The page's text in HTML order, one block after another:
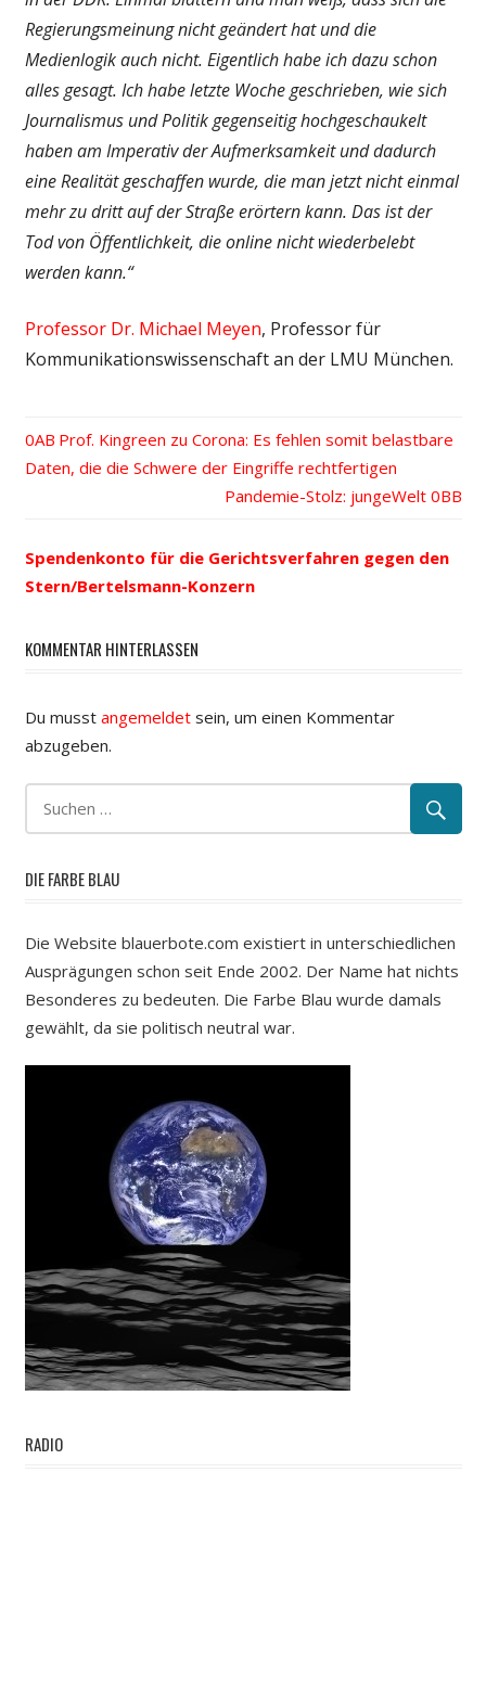
Regierungsmeinung nicht geändert hat und die
Medienlogik auch nicht. Eigentlich habe ich dazu schon
alles gesagt. Ich habe letzte Woche geschrieben, wie sich
Journalismus und Politik gegenseitig hochgeschaukelt
haben am Imperativ der Aufmerksamkeit und dadurch
eine Realität geschaffen wurde, die man jetzt nicht einmal
mehr zu dritt auf der Straße erörtern kann. Das ist der
Tod von Öffentlichkeit, die online nicht wiederbelebt
werden kann.“
Professor Dr. Michael Meyen, Professor für
Kommunikationswissenschaft an der LMU München.
Beitrags-
Vorheriger
Beitrag:
Prof. Kingreen zu Corona: Es fehlen somit belastbare
Daten, die die Schwere der Eingriffe rechtfertigen
Nächster
Pandemie-Stolz: jungeWelt
Spendenkonto für die Gerichtsverfahren gegen den
Stern/Bertelsmann-Konzern
KOMMENTAR HINTERLASSEN
Du musst angemeldetsein, um einen Kommentar
abzugeben.
DIE FARBE BLAU
Die Website blauerbote.com existiert in unterschiedlichen
Ausprägungen schon seit Ende 2002. Der Name hat nichts
Besonderes zu bedeuten. Die Farbe Blau wurde damals
gewählt, da sie politisch neutral war.
RADIO